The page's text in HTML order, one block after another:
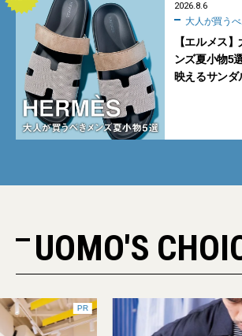
2026.8.6
大人が買う
【エルメス
ンズ夏小物5
映えるサンダ
UOMO'S
PR